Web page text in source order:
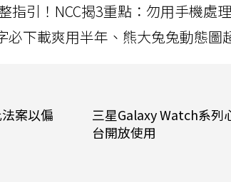
指引！NCC揭3重點：勿用手機處
必下載爽用半年、熊大兔兔動態圖
案以偏
三星Galaxy Watch系列
台開放使用